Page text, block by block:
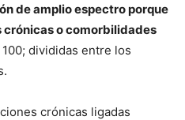
de amplio espectro porque
crónicas o comorbilidades
divididas entre los
crónicas ligadas